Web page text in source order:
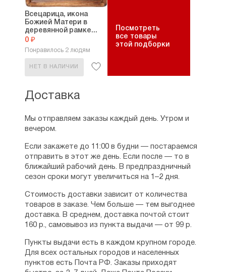
Всецарица, икона
Божией Матери в
деревянной рамке...
0 ₽
Понравилось 2 людям
НЕТ В НАЛИЧИИ
Посмотреть
все товары
этой подборки
Доставка
Мы отправляем заказы каждый день. Утром и
вечером.
Если закажете до 11:00 в будни — постараемся
отправить в этот же день. Если после — то в
ближайший рабочий день. В предпраздничный
сезон сроки могут увеличиться на 1–2 дня.
Стоимость доставки зависит от количества
товаров в заказе. Чем больше — тем выгоднее
доставка. В среднем, доставка почтой стоит
160 р., самовывоз из пункта выдачи — от 99 р.
Пункты выдачи есть в каждом крупном городе.
Для всех остальных городов и населенных
пунктов есть Почта РФ. Заказы приходят